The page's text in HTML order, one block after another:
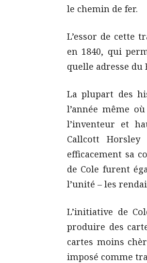
le chemin de fer.
L’essor de cette
en 1840, qui
quelle adresse
La plupart des
l’année même
l’inventeur et
Callcott
efficacement sa
de Cole furent
l’unité – les
L’initiative de
produire des
cartes moins
imposé comme